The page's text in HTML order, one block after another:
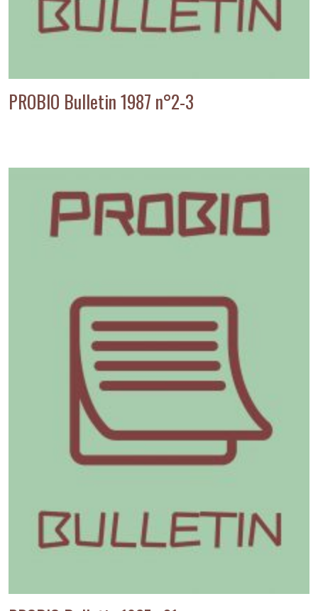
PROBIO Bulletin 1987 n°2-3